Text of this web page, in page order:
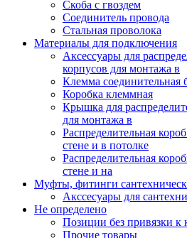
Скоба с гвоздем
Соединитель провода
Стальная проволока
Материалы для подключения
Аксессуары для
корпусов для монтажа в
Клемма соединительная
Коробка клеммная
Крышка для
для монтажа в
Распределительная
стене и в потолке
Распределительная
стене и на
Муфты, фитинги
Акссесуары для
Не определено
Позиции без привязки к
Прочие товары